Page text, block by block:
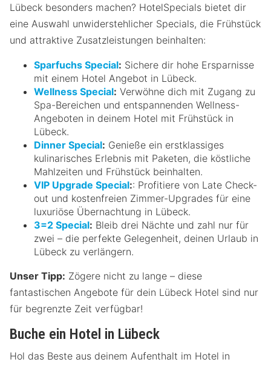
Lübeck besonders machen? HotelSpecials bietet dir
eine Auswahl unwiderstehlicher Specials, die Frühstück
und attraktive Zusatzleistungen beinhalten:
Sparfuchs Special: Sichere dir hohe Ersparnisse
mit einem Hotel Angebot in Lübeck.
Wellness Special: Verwöhne dich mit Zugang zu
Spa-Bereichen und entspannenden Wellness-
Angeboten in deinem Hotel mit Frühstück in
Lübeck.
Dinner Special: Genieße ein erstklassiges
kulinarisches Erlebnis mit Paketen, die köstliche
Mahlzeiten und Frühstück beinhalten.
VIP Upgrade Special:: Profitiere von Late Check-
out und kostenfreien Zimmer-Upgrades für eine
luxuriöse Übernachtung in Lübeck.
3=2 Special: Bleib drei Nächte und zahl nur für
zwei – die perfekte Gelegenheit, deinen Urlaub in
Lübeck zu verlängern.
Unser Tipp: Zögere nicht zu lange – diese
fantastischen Angebote für dein Lübeck Hotel sind nur
für begrenzte Zeit verfügbar!
Buche ein Hotel in Lübeck
Hol das Beste aus deinem Aufenthalt im Hotel in